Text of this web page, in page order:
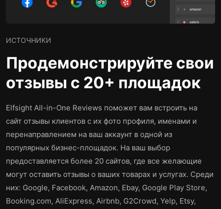
ИСТОЧНИКИ
Продемонстрируйте свои
отзывы с 20+ площадок
Elfsight All-in-One Reviews поможет вам встроить на
сайт отзывы клиентов с их фото профиля, именами и
перенаправлением на ваш аккаунт в одной из
популярных бизнес-площадок. На ваш выбор
предоставляется более 20 сайтов, где все желающие
могут оставить отзывы о ваших товарах и услугах. Среди
них: Google, Facebook, Amazon, Ebay, Google Play Store,
Booking.com, AliExpress, Airbnb, G2Crowd, Yelp, Etsy,